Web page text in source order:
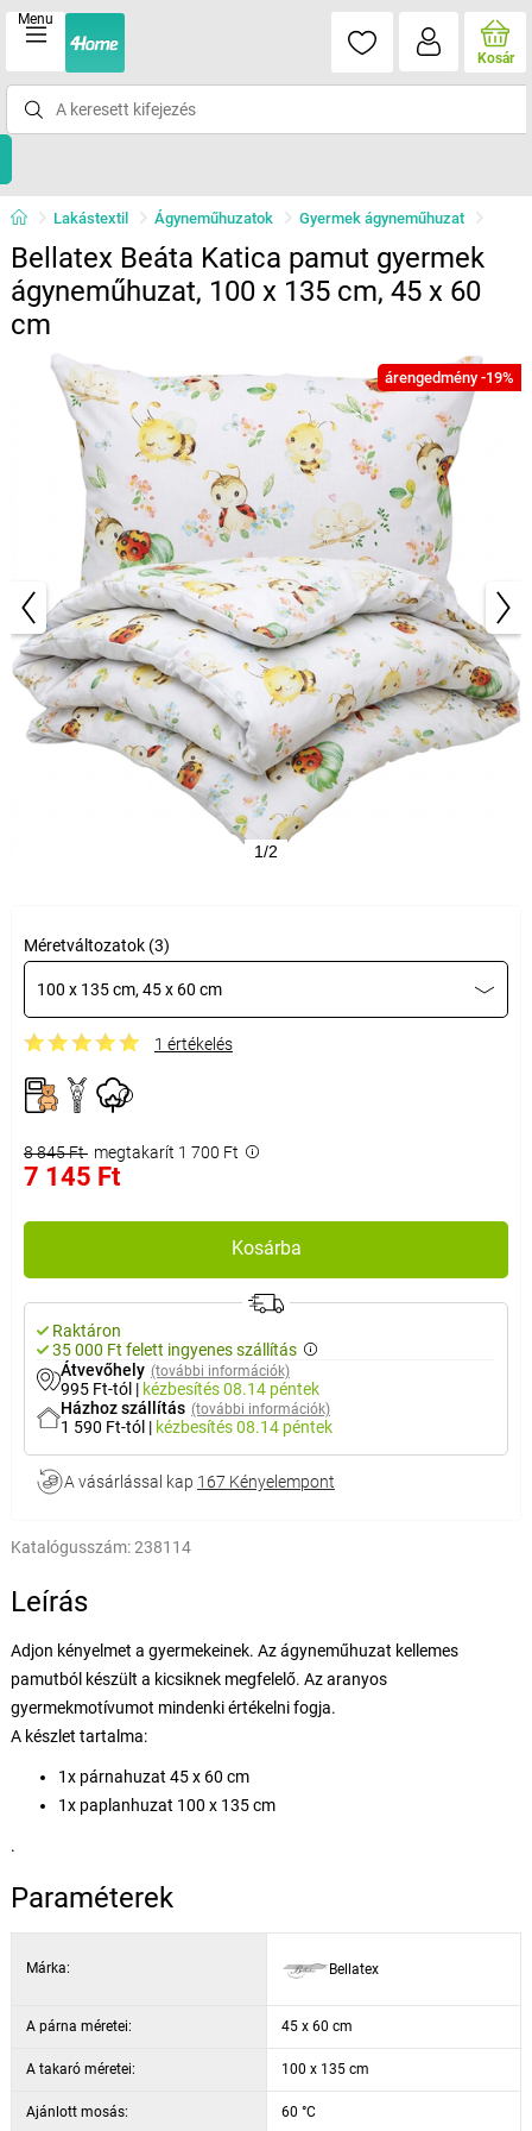
Menu
Kosár
Lakástextil Ágyneműhuzatok Gyermek ágyneműhuzat
Bellatex Beáta Katica pamut gyermek
ágyneműhuzat, 100 x 135 cm, 45 x 60
cm
árengedmény -19%
1/2
Méretváltozatok (3)
100 x 135 cm, 45 x 60 cm
1 értékelés
8 845 Ft megtakarít 1 700 Ft
7 145 Ft
Kosárba
Raktáron
35 000 Ft felett ingyenes szállítás
Átvevőhely (további információk)
995 Ft-tól | kézbesítés08.14 péntek
Házhoz szállítás (további információk)
1 590 Ft-tól | kézbesítés08.14 péntek
A vásárlással kap 167 Kényelempont
Katalógusszám:238114
Leírás
Adjon kényelmet a gyermekeinek. Az ágyneműhuzat kellemes
pamutból készült a kicsiknek megfelelő. Az aranyos
gyermekmotívumot mindenki értékelni fogja.
A készlet tartalma:
1x párnahuzat 45 x 60 cm
1x paplanhuzat 100 x 135 cm
.
Paraméterek
Márka: Bellatex
A párna méretei: 45 x 60 cm
A takaró méretei: 100 x 135 cm
Ajánlott mosás: 60 °C